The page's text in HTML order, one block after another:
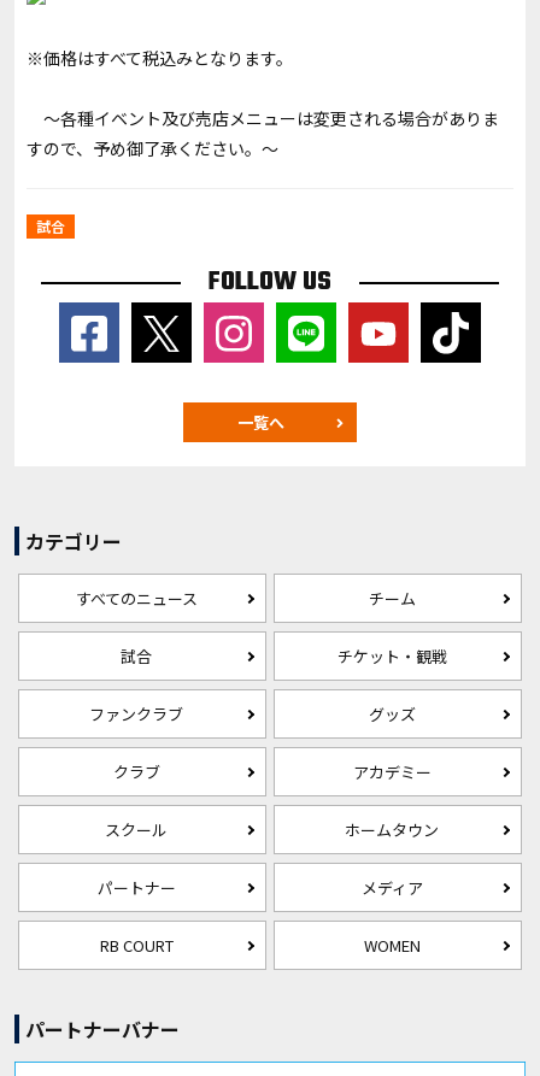
※価格はすべて税込みとなります。
～各種イベント及び売店メニューは変更される場合がありま
すので、予め御了承ください。～
試合
FOLLOW US
一覧へ
カテゴリー
すべてのニュース チーム
試合 チケット・観戦
ファンクラブ グッズ
クラブ アカデミー
スクール ホームタウン
パートナー メディア
RB COURT WOMEN
パートナーバナー